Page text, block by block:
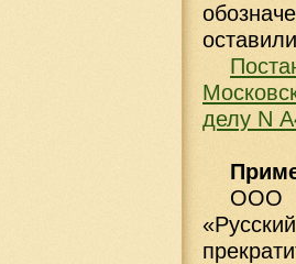
делу N
ООО